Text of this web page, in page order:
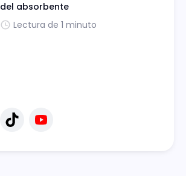
del absorbente
Lectura de 1 minuto